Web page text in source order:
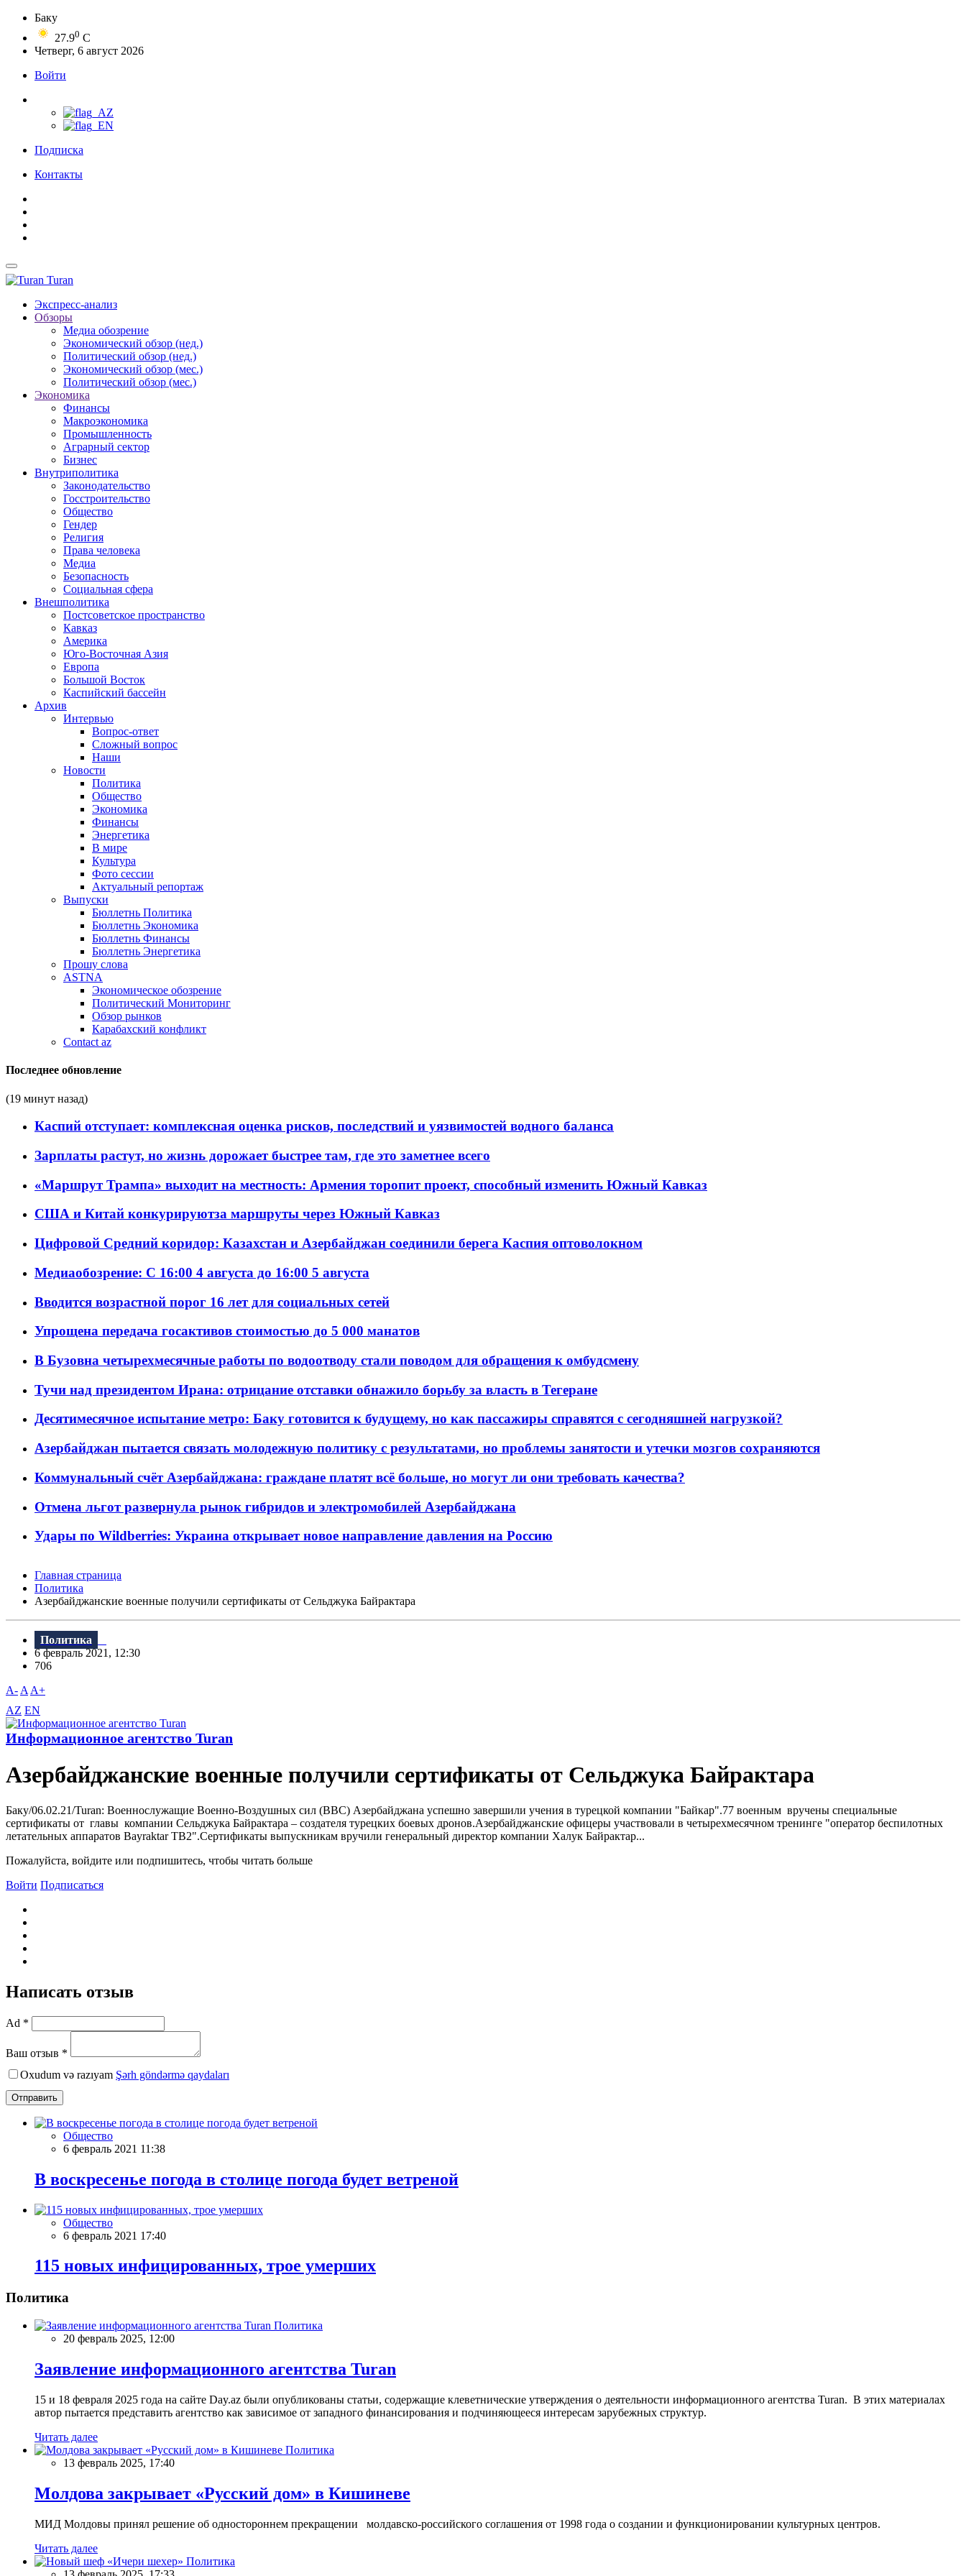
Баку
27.90 C
Четверг, 6 август 2026
Войти
Подписка
Контакты
Turan
Экспресс-анализ
Обзоры
Медиа обозрение
Экономический обзор (нед.)
Политический обзор (нед.)
Экономический обзор (мес.)
Политический обзор (мес.)
Экономика
Финансы
Макроэкономика
Промышленность
Аграрный сектор
Бизнес
Внутриполитика
Законодательство
Госстроительство
Общество
Гендер
Религия
Права человека
Медиа
Безопасность
Социальная сфера
Внешполитика
Постсоветское пространство
Кавказ
Америка
Юго-Восточная Азия
Европа
Большой Восток
Каспийский бассейн
Архив
Интервью
Вопрос-ответ
Сложный вопрос
Наши
Новости
Политика
Общество
Экономика
Финансы
Энергетика
В мире
Культура
Фото сессии
Актуальный репортаж
Выпуски
Бюллетнь Политика
Бюллетнь Экономика
Бюллетнь Финансы
Бюллетнь Энергетика
Прошу слова
ASTNA
Экономическое обозрение
Политический Мониторинг
Обзор рынков
Карабахский конфликт
Contact az
Последнее обновление
(19 минут назад)
Каспий отступает: комплексная оценка рисков, последствий и уязвимостей водного баланса
Зарплаты растут, но жизнь дорожает быстрее там, где это заметнее всего
«Маршрут Трампа» выходит на местность: Армения торопит проект, способный изменить Южный Кавказ
США и Китай конкурируютза маршруты через Южный Кавказ
Цифровой Средний коридор: Казахстан и Азербайджан соединили берега Каспия оптоволокном
Медиаобозрение: С 16:00 4 августа до 16:00 5 августа
Вводится возрастной порог 16 лет для социальных сетей
Упрощена передача госактивов стоимостью до 5 000 манатов
В Бузовна четырехмесячные работы по водоотводу стали поводом для обращения к омбудсмену
Тучи над президентом Ирана: отрицание отставки обнажило борьбу за власть в Тегеране
Десятимесячное испытание метро: Баку готовится к будущему, но как пассажиры справятся с сегодняшней нагрузкой?
Азербайджан пытается связать молодежную политику с результатами, но проблемы занятости и утечки мозгов сохраняются
Коммунальный счёт Азербайджана: граждане платят всё больше, но могут ли они требовать качества?
Отмена льгот развернула рынок гибридов и электромобилей Азербайджана
Удары по Wildberries: Украина открывает новое направление давления на Россию
Главная страница
Политика
Азербайджанские военные получили сертификаты от Сельджука Байрактара
Политика
6 февраль 2021, 12:30
706
A- A A+
AZ EN
Информационное агентство Turan
Азербайджанские военные получили сертификаты от Сельджука Байрактара
Баку/06.02.21/Turan: Военнослужащие Военно-Воздушных сил (ВВС) Азербайджана успешно завершили учения в турецкой компании "Байкар".77 военным вручены специальные
сертификаты от главы компании Сельджука Байрактара – создателя турецких боевых дронов.Азербайджанские офицеры участвовали в четырехмесячном тренинге "оператор беспилотных
летательных аппаратов Bayraktar TB2".Сертификаты выпускникам вручили генеральный директор компании Халук Байрактар...
Пожалуйста, войдите или подпишитесь, чтобы читать больше
Войти Подписаться
Написать отзыв
Ad *
Ваш отзыв *
Oxudum və razıyam Şərh göndərmə qaydaları
Отправить
Общество
6 февраль 2021 11:38
В воскресенье погода в столице погода будет ветреной
Общество
6 февраль 2021 17:40
115 новых инфицированных, трое умерших
Политика
Политика
20 февраль 2025, 12:00
Заявление информационного агентства Turan
15 и 18 февраля 2025 года на сайте Day.az были опубликованы статьи, содержащие клеветнические утверждения о деятельности информационного агентства Turan. В этих материалах
автор пытается представить агентство как зависимое от западного финансирования и подчиняющееся интересам зарубежных структур.
Читать далее
Политика
13 февраль 2025, 17:40
Молдова закрывает «Русский дом» в Кишиневе
МИД Молдовы принял решение об одностороннем прекращении молдавско-российского соглашения от 1998 года о создании и функционировании культурных центров.
Читать далее
Политика